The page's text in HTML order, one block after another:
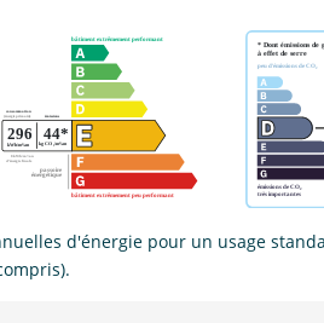
d'énergie pour un usage